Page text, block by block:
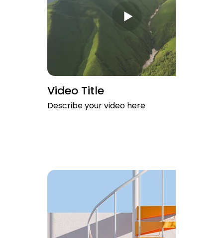
Video Title
Describe your video here